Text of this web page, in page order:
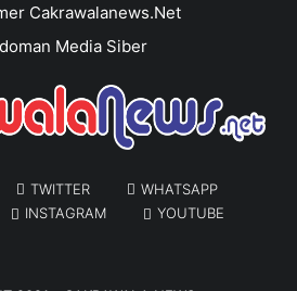
Cakrawalanews.Net
Media Siber
TWITTER
WHATSAPP
INSTAGRAM YOUTUBE